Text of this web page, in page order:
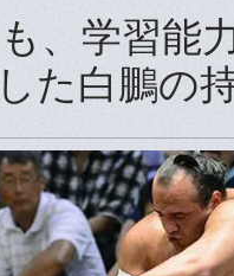
、学習能
た白鵬の